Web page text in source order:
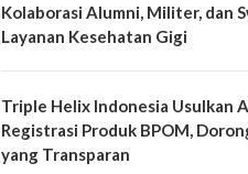
Kolaborasi Alumni, Militer, dan
Layanan Kesehatan Gigi
Triple Helix Indonesia Usulkan
Registrasi Produk BPOM,
yang Transparan